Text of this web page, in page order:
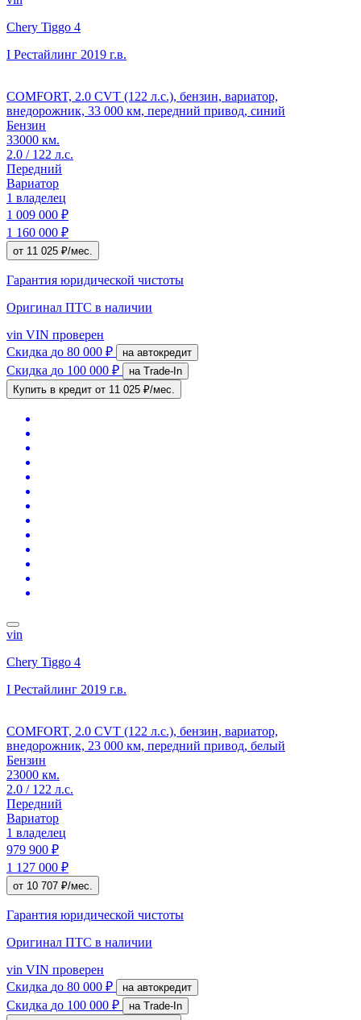
Chery Tiggo 4
I Рестайлинг 2019 г.в.
COMFORT, 2.0 CVT (122 л.с.), бензин, вариатор,
внедорожник, 33 000 км, передний привод, синий
Бензин
33000 км.
2.0 / 122 л.с.
Передний
Вариатор
1 владелец
1 009 000 ₽
1 160 000 ₽
от 11 025 ₽/мес.
Гарантия юридической чистоты
Оригинал ПТС в наличии
vin VIN проверен
Скидка до 80 000 ₽ на автокредит
Скидка до 100 000 ₽
на Trade-In
Купить в кредит от 11 025 ₽/мес.
vin
Chery Tiggo 4
I Рестайлинг 2019 г.в.
COMFORT, 2.0 CVT (122 л.с.), бензин, вариатор,
внедорожник, 23 000 км, передний привод, белый
Бензин
23000 км.
2.0 / 122 л.с.
Передний
Вариатор
1 владелец
979 900 ₽
1 127 000 ₽
от 10 707 ₽/мес.
Гарантия юридической чистоты
Оригинал ПТС в наличии
vin VIN проверен
Скидка до 80 000 ₽ на автокредит
Скидка до 100 000 ₽
на Trade-In